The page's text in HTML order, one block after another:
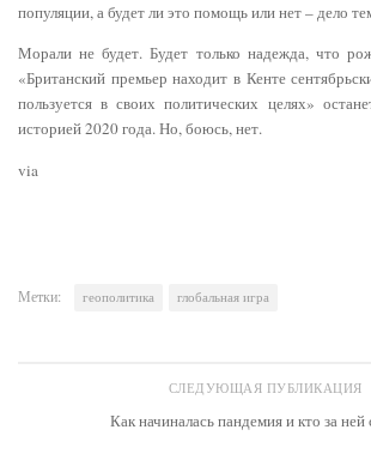
популяции, а будет ли это помощь или нет – дело
Морали не будет. Будет только надежда, что
«Британский премьер находит в Кенте
пользуется в своих политических целях»
историей 2020 года. Но, боюсь, нет.
via
Метки: геополитика глобальная игра
СЛЕДУЮЩАЯ ПУБЛИКАЦИЯ
Как начиналась пандемия и кто за ней